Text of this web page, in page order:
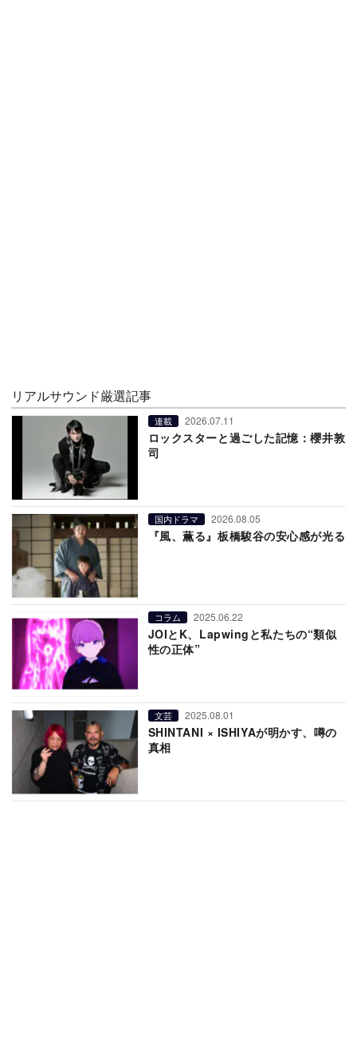
リアルサウンド厳選記事
連載 2026.07.11
ロックスターと過ごした記憶：櫻井敦
司
国内ドラマ 2026.08.05
『風、薫る』板橋駿谷の安心感が光る
コラム 2025.06.22
JOIとK、Lapwingと私たちの“類似
性の正体”
文芸 2025.08.01
SHINTANI × ISHIYAが明かす、噂の
真相